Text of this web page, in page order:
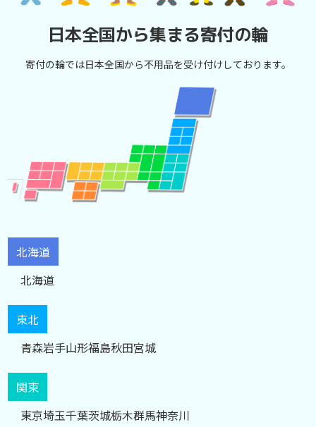
日本全国から集まる寄付の輪
寄付の輪では日本全国から不用品を受け付けしております。
北海道
北海道
東北
青森岩手山形福島秋田宮城
関東
東京埼玉千葉茨城栃木群馬神奈川